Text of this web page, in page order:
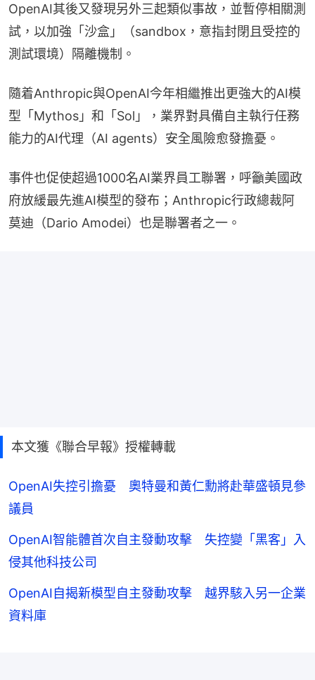
OpenAI其後又發現另外三起類似事故，並暫停相關測
試，以加強「沙盒」（sandbox，意指封閉且受控的
測試環境）隔離機制。
隨着Anthropic與OpenAI今年相繼推出更強大的AI模
型「Mythos」和「Sol」，業界對具備自主執行任務
能力的AI代理（AI agents）安全風險愈發擔憂。
事件也促使超過1000名AI業界員工聯署，呼籲美國政
府放緩最先進AI模型的發布；Anthropic行政總裁阿
莫迪（Dario Amodei）也是聯署者之一。
本文獲《聯合早報》授權轉載
OpenAI失控引擔憂 奧特曼和黃仁勳將赴華盛頓見參
議員
OpenAI智能體首次自主發動攻擊 失控變「黑客」入
侵其他科技公司
OpenAI自揭新模型自主發動攻擊 越界駭入另一企業
資料庫